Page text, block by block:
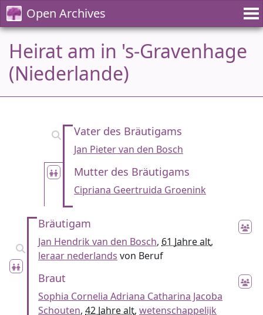
Open Archives
Heirat am in 's-Gravenhage
(Niederlande)
Vater des Bräutigams
Jan Pieter van den Bosch
Mutter des Bräutigams
Cipriana Geertruida Groenink
Bräutigam
Jan Hendrik van den Bosch, 61 Jahre alt,
leraar nederlands von Beruf
Braut
Sophia Cornelia Adriana Catharina Jacoba
Schouten, 42 Jahre alt, wetenschappelijk